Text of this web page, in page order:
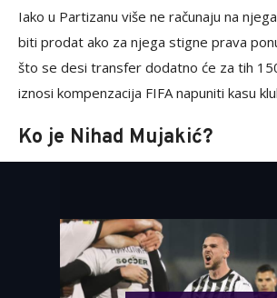
Iako u Partizanu više ne računaju na
biti prodat ako za njega stigne prava
što se desi transfer dodatno će za tih
iznosi kompenzacija FIFA napuniti kasu
Ko je Nihad Mujakić?